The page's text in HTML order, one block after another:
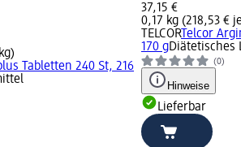
Tabletten 240 St, 216
37,15 €
0,17 kg (218,53 €
TELCORTelcor
170 gDiätetisches
(0)
Hinweise
Lieferbar